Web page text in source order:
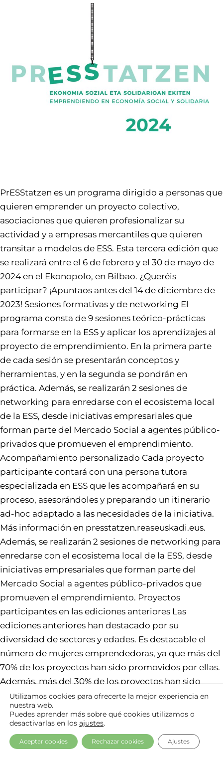
PrESStatzen es un programa dirigido a personas que
quieren emprender un proyecto colectivo,
asociaciones que quieren profesionalizar su
actividad y a empresas mercantiles que quieren
transitar a modelos de ESS. Esta tercera edición que
se realizará entre el 6 de febrero y el 30 de mayo de
2024 en el Ekonopolo, en Bilbao. ¿Queréis
participar? ¡Apuntaos antes del 14 de diciembre de
2023! Sesiones formativas y de networking El
programa consta de 9 sesiones teórico-prácticas
para formarse en la ESS y aplicar los aprendizajes al
proyecto de emprendimiento. En la primera parte
de cada sesión se presentarán conceptos y
herramientas, y en la segunda se pondrán en
práctica. Además, se realizarán 2 sesiones de
networking para enredarse con el ecosistema local
de la ESS, desde iniciativas empresariales que
forman parte del Mercado Social a agentes público-
privados que promueven el emprendimiento.
Acompañamiento personalizado Cada proyecto
participante contará con una persona tutora
especializada en ESS que les acompañará en su
proceso, asesorándoles y preparando un itinerario
ad-hoc adaptado a las necesidades de la iniciativa.
Más información en presstatzen.reaseuskadi.eus.
Además, se realizarán 2 sesiones de networking para
enredarse con el ecosistema local de la ESS, desde
iniciativas empresariales que forman parte del
Mercado Social a agentes público-privados que
promueven el emprendimiento. Proyectos
participantes en las ediciones anteriores Las
ediciones anteriores han destacado por su
diversidad de sectores y edades. Es destacable el
número de mujeres emprendedoras, ya que más del
70% de los proyectos han sido promovidos por ellas.
Además, más del 30% de los proyectos han sido
impulsados por personas migrantes. Más
información sobre la ediciones de 2023 y 2022.
Publicada el10 de noviembre de 2023
Categorizado comoEmprendimiento Social
Utilizamos cookies para ofrecerte la mejor experiencia en
nuestra web.
Puedes aprender más sobre qué cookies utilizamos o
desactivarlas en los ajustes.
Aceptar cookies Rechazar cookies Ajustes